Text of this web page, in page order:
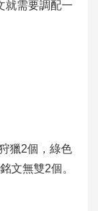
就需要調配一
獵2個，綠色
文無雙2個。